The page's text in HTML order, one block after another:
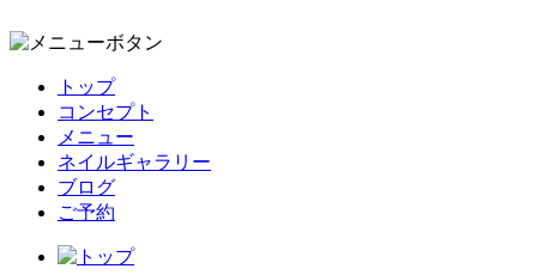
トップ
コンセプト
メニュー
ネイルギャラリー
ブログ
ご予約